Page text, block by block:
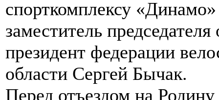
спорткомплексу
заместитель
президент федерации
области Сергей Бычак.
Перед отъездом на